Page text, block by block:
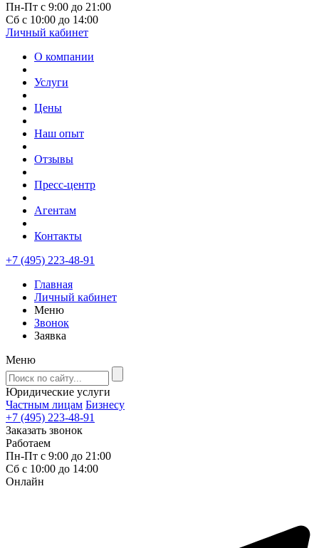
Пн-Пт с 9:00 до 21:00
Сб с 10:00 до 14:00
Личный кабинет
О компании
Услуги
Цены
Наш опыт
Отзывы
Пресс-центр
Агентам
Контакты
+7 (495) 223-48-91
Главная
Личный кабинет
Меню
Звонок
Заявка
Меню
Юридические услуги
Частным лицам Бизнесу
+7 (495) 223-48-91
Заказать звонок
Работаем
Пн-Пт с 9:00 до 21:00
Сб с 10:00 до 14:00
Онлайн